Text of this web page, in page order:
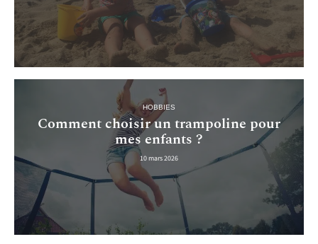
HOBBIES
Comment choisir un trampoline pour
mes enfants ?
10 mars 2026